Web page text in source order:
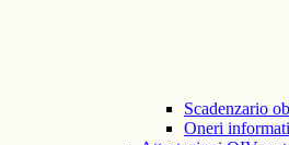
Scadenzario
Oneri